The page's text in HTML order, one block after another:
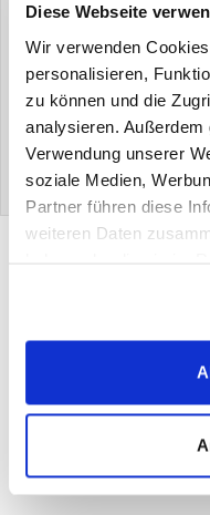
Diese Webseite
Wir verwenden
personalisieren,
zu können und die
analysieren.
Verwendung unserer
soziale Medien,
Partner führen diese
weiteren Daten